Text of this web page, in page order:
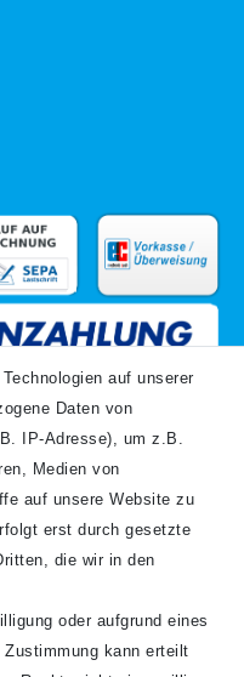
auf unserer
Daten von
IP-Adresse), um z.B.
Medien von
auf unsere Website zu
erst durch gesetzte
die wir in den
oder aufgrund eines
kann erteilt